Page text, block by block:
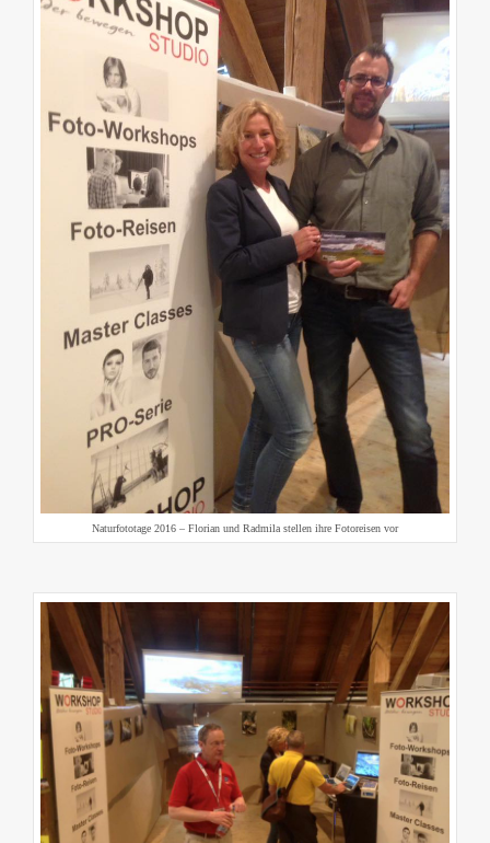
Naturfototage 2016 – Florian und Radmila stellen ihre Fotoreisen vor